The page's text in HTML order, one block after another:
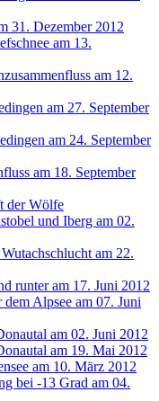
31. Dezember 2012
am 13.
am 12.
am 27. September
am 24. September
am 18. September
der Wölfe
und Iberg am 02.
am 22.
runter am 17. Juni 2012
dem Alpsee am 07. Juni
am 02. Juni 2012
am 19. Mai 2012
am 10. März 2012
bei -13 Grad am 04.